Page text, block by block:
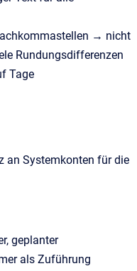
→ nicht
Rundungsdifferenzen
Tage
an Systemkonten für die
geplanter
als Zuführung